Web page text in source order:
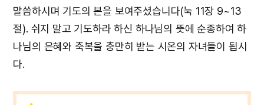
말씀하시며 기도의 본을 보여주셨습니다(눅 11장 9~13
절). 쉬지 말고 기도하라 하신 하나님의 뜻에 순종하여 하
나님의 은혜와 축복을 충만히 받는 시온의 자녀들이 됩시
다.